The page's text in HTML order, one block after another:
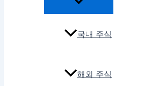
국내 주식
해외 주식